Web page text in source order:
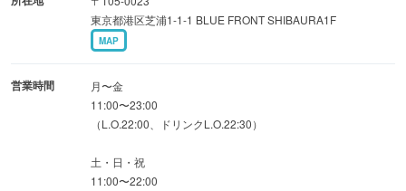
ご飯など牡蠣以外のお料理も充実
牡蠣好きの方も苦手な方も一緒にお楽しみいただけるコー
スをご用意
■宴会・接待・会食にも最適■
6名様向けBOX席や20名様まで対応可能なテーブル席を完
東京都港区芝浦1-1-1 BLUE FRONT SHIBAURA1F
MAP
営業時間
月〜金
11:00〜23:00
（L.O.22:00、ドリンクL.O.22:30）
土・日・祝
11:00〜22:00